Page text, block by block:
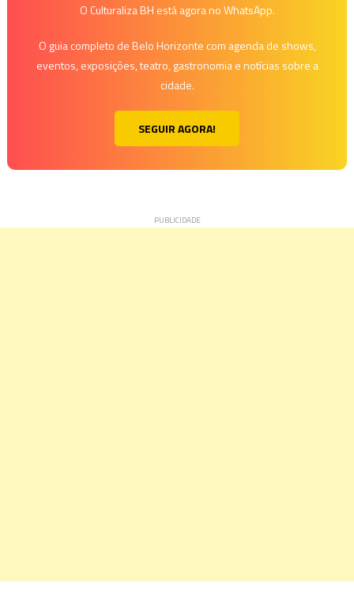
O Culturaliza BH está agora no WhatsApp.
O guia completo de Belo Horizonte com agenda de shows,
eventos, exposições, teatro, gastronomia e notícias sobre a
cidade.
SEGUIR AGORA!